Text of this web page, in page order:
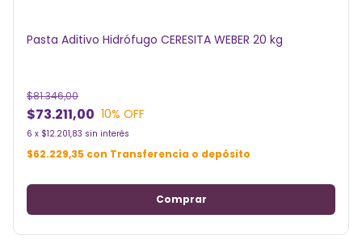
Pasta Aditivo Hidrófugo CERESITA WEBER 20 kg
$73.211,00
$81.346,00
10% OFF
6 x $12.201,83 sin interés
$62.229,35 con Transferencia o depósito